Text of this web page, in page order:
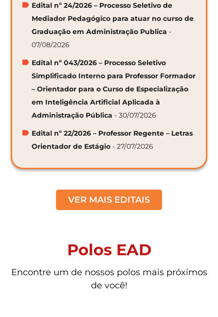
Edital nº 24/2026 – Processo Seletivo de
Mediador Pedagógico para atuar no curso de
Graduação em Administração Publica -
07/08/2026
Edital nº 043/2026 – Processo Seletivo
Simplificado Interno para Professor Formador
– Orientador para o Curso de Especialização
em Inteligência Artificial Aplicada à
Administração Pública - 30/07/2026
Edital nº 22/2026 – Professor Regente – Letras
Orientador de Estágio - 27/07/2026
VER MAIS EDITAIS
Polos EAD
Encontre um de nossos polos mais próximos
de você!